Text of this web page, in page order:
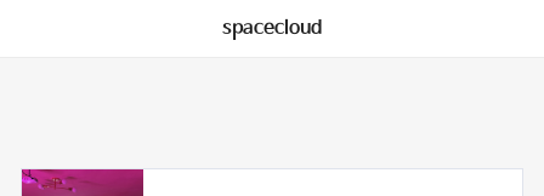
spacecloud